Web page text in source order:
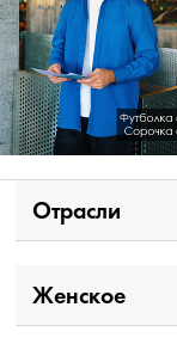
Отрасли
Женское